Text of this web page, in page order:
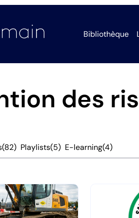
Bibliothèque
des
(82) Playlists(5) E-learning(4)